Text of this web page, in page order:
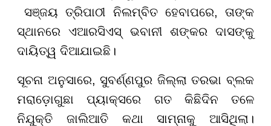
ସଞ୍ଜୟ ତ୍ରିପାଠୀ ନିଲମ୍ବିତ ହେବାପରେ, ତାଙ୍କ
ସ୍ଥାନରେ ଏଆରସିଏସ୍ ଭବାନୀ ଶଙ୍କର ଦାସଙ୍କୁ
ଦାୟିତ୍ୱ ଦିଆଯାଇଛି।
ସୂଚନା ଅନୁସାରେ, ସୁବର୍ଣ୍ଣପୁର ଜିଲ୍ଲା ତରଭା ବ୍ଲକ
ମରାଡ଼ୋଗୁଛା ପ୍ୟାକ୍ସରେ ଗତ କିଛିଦିନ ତଳେ
ନିଯୁକ୍ତି ଜାଲିଆତି କଥା ସାମ୍ନାକୁ ଆସିଥିଲା।